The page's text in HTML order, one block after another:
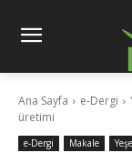
Ana Sayfa e-Dergi
üretimi
e-Dergi Makale